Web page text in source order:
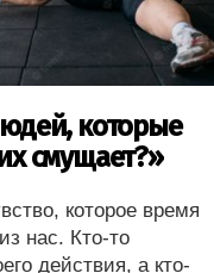
которые
смущает?»
которое время
нас. Кто-то
действия, а кто-